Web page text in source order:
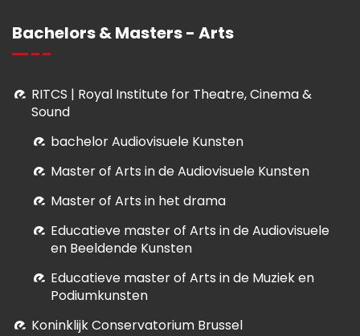
Bachelors & Masters - Arts
RITCS | Royal Institute for Theatre, Cinema &
Sound
bachelor Audiovisuele Kunsten
Master of Arts in de Audiovisuele Kunsten
Master of Arts in het drama
Educatieve master of Arts in de Audiovisuele
en Beeldende Kunsten
Educatieve master of Arts in de Muziek en
Podiumkunsten
Koninklijk Conservatorium Brussel